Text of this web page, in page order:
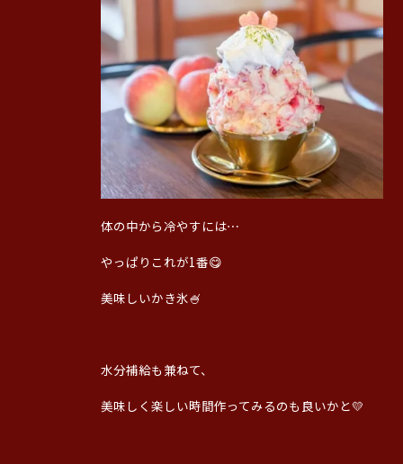
体の中から冷やすには⋯
やっぱりこれが1番😋
美味しいかき氷🍧
水分補給も兼ねて、
美味しく楽しい時間作ってみるのも良いかと💛